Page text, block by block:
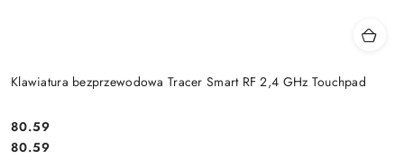
Klawiatura bezprzewodowa Tracer Smart RF 2,4 GHz Touchpad
Cena:
80.59
Cena:
80.59